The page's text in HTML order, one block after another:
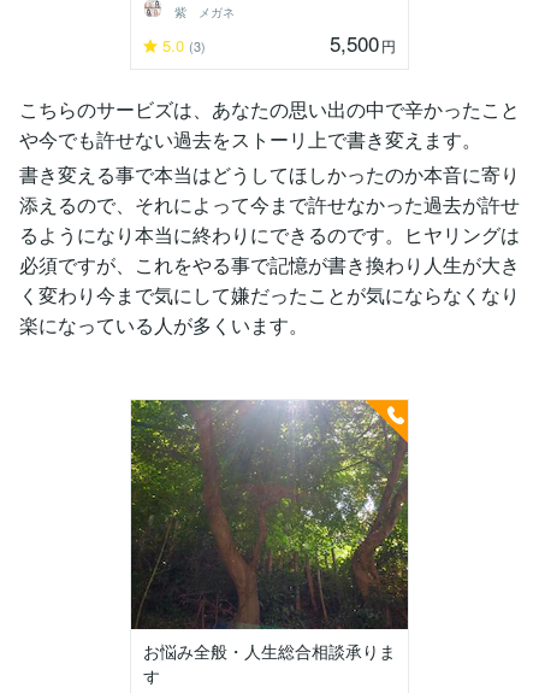
紫 メガネ
5.0 (3) 5,500円
こちらのサービズは、あなたの思い出の中で辛かったこと
や今でも許せない過去をストーリ上で書き変えます。
書き変える事で本当はどうしてほしかったのか本音に寄り
添えるので、それによって今まで許せなかった過去が許せ
るようになり本当に終わりにできるのです。ヒヤリングは
必須ですが、これをやる事で記憶が書き換わり人生が大き
く変わり今まで気にして嫌だったことが気にならなくなり
楽になっている人が多くいます。
お悩み全般・人生総合相談承りま
す